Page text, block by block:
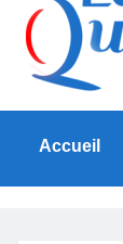
Accueil